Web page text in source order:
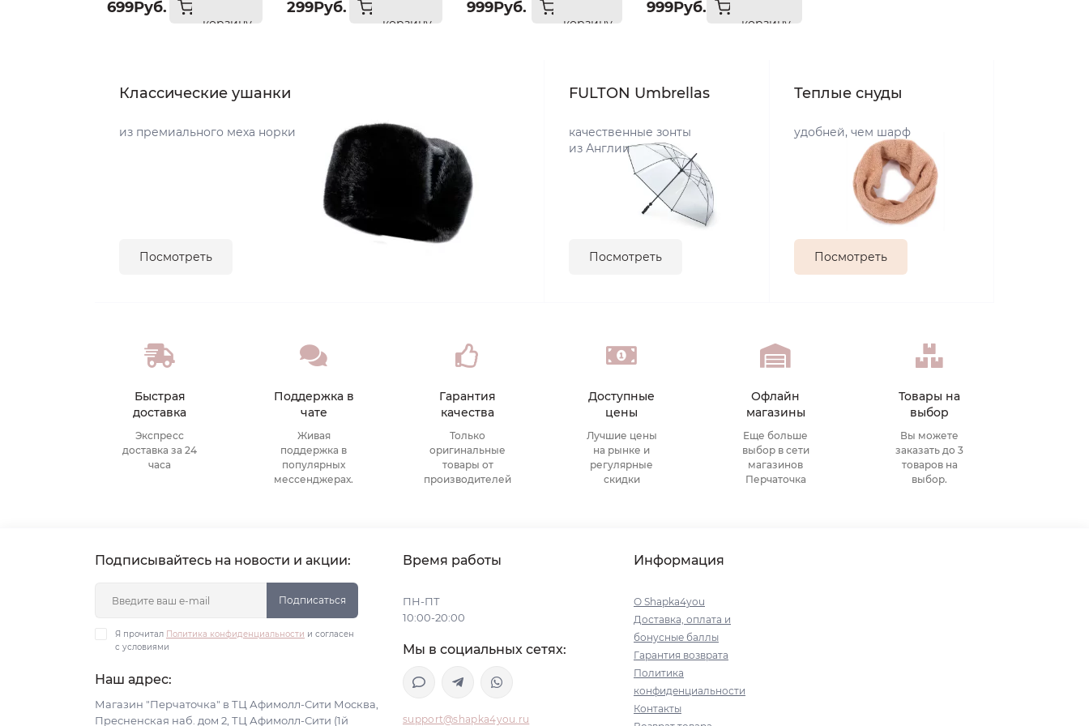
699Руб.
корзину
299Руб.
корзину
999Руб.
корзину
999Руб.
корзину
Классические ушанки
из премиального меха норки
Посмотреть
FULTON Umbrellas
качественные зонты
из Англии
Посмотреть
Теплые снуды
удобней, чем шарф
Посмотреть
Быстрая
доставка
Экспресс
доставка за 24
часа
Поддержка в
чате
Живая
поддержка в
популярных
мессенджерах.
Гарантия
качества
Только
оригинальные
товары от
производителей
Доступные
цены
Лучшие цены
на рынке и
регулярные
скидки
Офлайн
магазины
Еще больше
выбор в сети
магазинов
Перчаточка
Товары на
выбор
Вы можете
заказать до 3
товаров на
выбор.
Подписывайтесь на новости и акции:
Подписаться
Я прочитал Политика конфиденциальности и согласен
с условиями
Наш адрес:
Магазин "Перчаточка" в ТЦ Афимолл-Сити Москва,
Пресненская наб. дом 2, ТЦ Афимолл-Сити (1й
Время работы
ПН-ПТ
10:00-20:00
Мы в социальных сетях:
support@shapka4you.ru
Информация
О Shapka4you
Доставка, оплата и
бонусные баллы
Гарантия возврата
Политика
конфиденциальности
Контакты